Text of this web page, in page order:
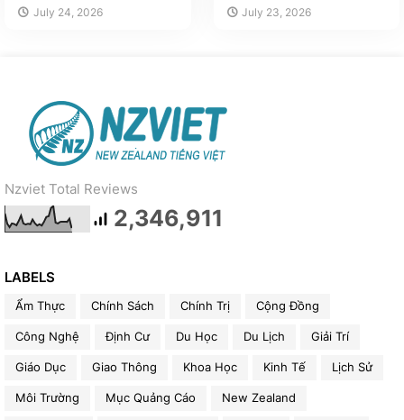
July 24, 2026 July 23, 2026
Nzviet Total Reviews
2,346,911
LABELS
Ẩm Thực Chính Sách Chính Trị Cộng Đồng
Công Nghệ Định Cư Du Học Du Lịch Giải Trí
Giáo Dục Giao Thông Khoa Học Kinh Tế Lịch Sử
Môi Trường Mục Quảng Cáo New Zealand